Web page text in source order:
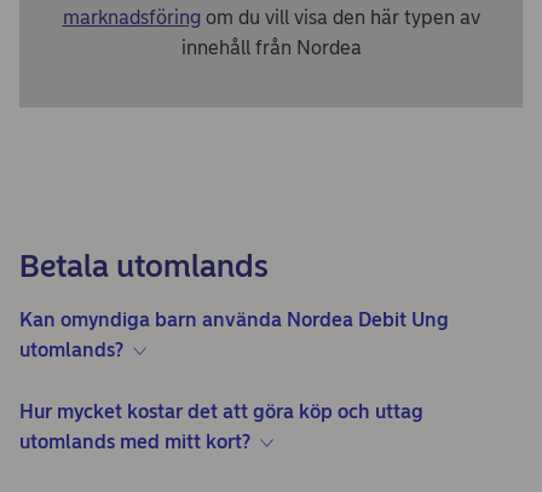
marknadsföring om du vill visa den här typen av
innehåll från Nordea
Betala utomlands
Kan omyndiga barn använda Nordea Debit Ung
utomlands?
Hur mycket kostar det att göra köp och uttag
utomlands med mitt kort?